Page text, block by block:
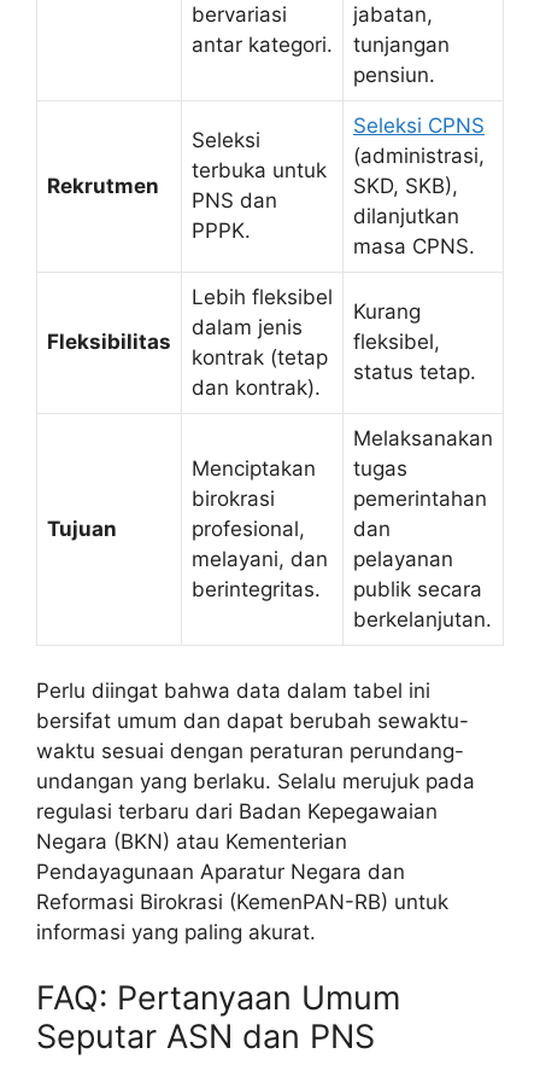
bervariasi
antar kategori.
jabatan,
tunjangan
pensiun.
Rekrutmen
Seleksi
terbuka untuk
PNS dan
PPPK.
Seleksi CPNS
(administrasi,
SKD, SKB),
dilanjutkan
masa CPNS.
Fleksibilitas
Lebih fleksibel
dalam jenis
kontrak (tetap
dan kontrak).
Kurang
fleksibel,
status tetap.
Tujuan
Menciptakan
birokrasi
profesional,
melayani, dan
berintegritas.
Melaksanakan
tugas
pemerintahan
dan
pelayanan
publik secara
berkelanjutan.
Perlu diingat bahwa data dalam tabel ini
bersifat umum dan dapat berubah sewaktu-
waktu sesuai dengan peraturan perundang-
undangan yang berlaku. Selalu merujuk pada
regulasi terbaru dari Badan Kepegawaian
Negara (BKN) atau Kementerian
Pendayagunaan Aparatur Negara dan
Reformasi Birokrasi (KemenPAN-RB) untuk
informasi yang paling akurat.
FAQ: Pertanyaan Umum
Seputar ASN dan PNS